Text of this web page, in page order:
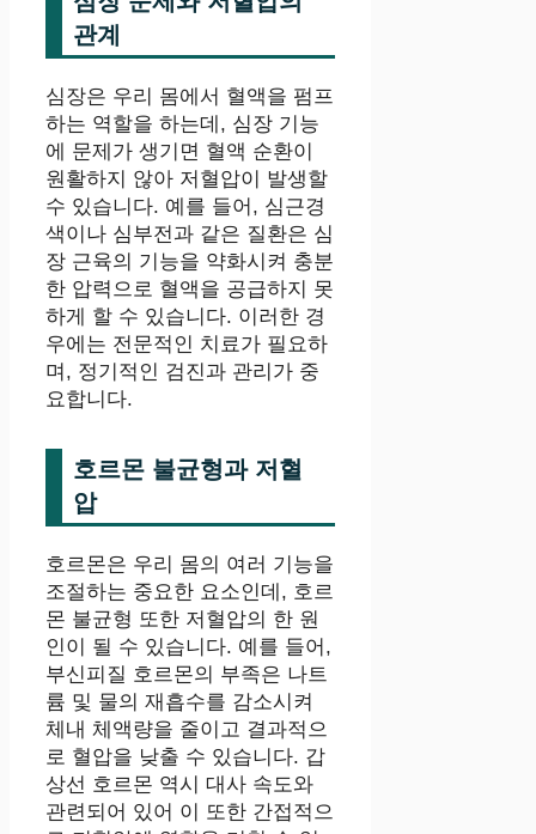
관계
심장은 우리 몸에서 혈액을 펌프
하는 역할을 하는데, 심장 기능
에 문제가 생기면 혈액 순환이
원활하지 않아 저혈압이 발생할
수 있습니다. 예를 들어, 심근경
색이나 심부전과 같은 질환은 심
장 근육의 기능을 약화시켜 충분
한 압력으로 혈액을 공급하지 못
하게 할 수 있습니다. 이러한 경
우에는 전문적인 치료가 필요하
며, 정기적인 검진과 관리가 중
요합니다.
호르몬 불균형과 저혈
압
호르몬은 우리 몸의 여러 기능을
조절하는 중요한 요소인데, 호르
몬 불균형 또한 저혈압의 한 원
인이 될 수 있습니다. 예를 들어,
부신피질 호르몬의 부족은 나트
륨 및 물의 재흡수를 감소시켜
체내 체액량을 줄이고 결과적으
로 혈압을 낮출 수 있습니다. 갑
상선 호르몬 역시 대사 속도와
관련되어 있어 이 또한 간접적으